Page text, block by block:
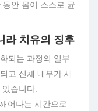
안 몸이 스스로 균
라 치유의 징후
되는 과정의 일부
고 신체 내부가 새
습니다.
어나는 시간으로